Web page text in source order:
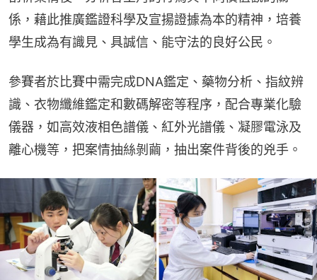
係，藉此推廣鑑證科學及宣揚證據為本的精神，培養
學生成為有識見、具誠信、能守法的良好公民。
參賽者於比賽中需完成DNA鑑定、藥物分析、指紋辨
識、衣物纖維鑑定和數碼解密等程序，配合專業化驗
儀器，如高效液相色譜儀、紅外光譜儀、凝膠電泳及
離心機等，把案情抽絲剝繭，抽出案件背後的兇手。